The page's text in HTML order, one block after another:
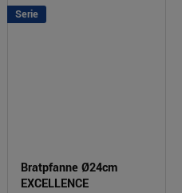
Serie
Bratpfanne Ø24cm
EXCELLENCE